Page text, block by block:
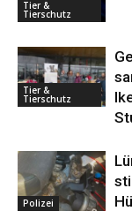
Tier &
Tierschutz
Tier &
Tierschutz
Polizei